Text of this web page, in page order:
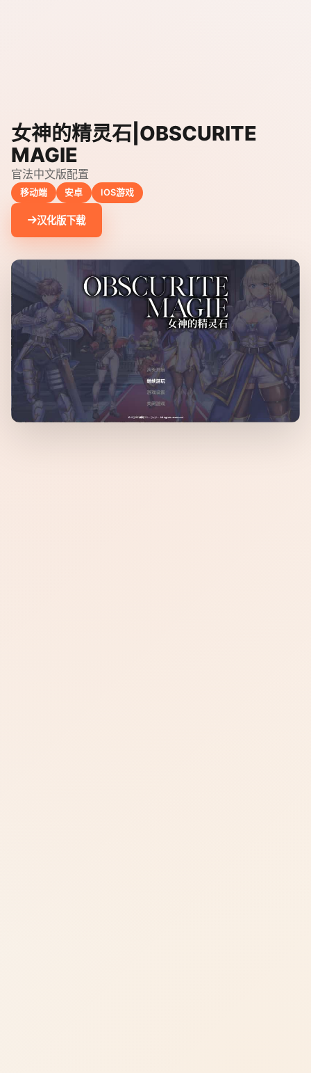
女神的精灵石|OBSCURITE
MAGIE
官法中文版配置
移动端 安卓 IOS游戏
汉化版下载